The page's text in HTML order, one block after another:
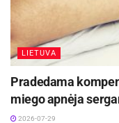
LIETUVA
Pradedama
miego apnėja
2026-07-29